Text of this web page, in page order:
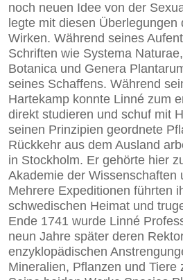
noch neuen Idee von der
legte mit diesen
Wirken. Während seines
Schriften wie Systema
Botanica und Genera
seines Schaffens. Während
Hartekamp konnte Linné zum
direkt studieren und schuf mit
seinen Prinzipien geordnete
Rückkehr aus dem Ausland
in Stockholm. Er gehörte hier
Akademie der
Mehrere Expeditionen führten
schwedischen Heimat und
Ende 1741 wurde Linné
neun Jahre später deren
enzyklopädischen
Mineralien, Pflanzen und